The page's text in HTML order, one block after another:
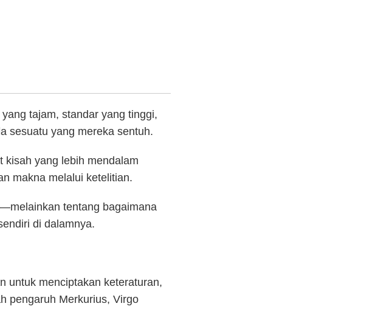
tajam, standar yang tinggi,
sesuatu yang mereka sentuh.
kisah yang lebih mendalam
makna melalui ketelitian.
tentang bagaimana
di dalamnya.
untuk menciptakan keteraturan,
pengaruh Merkurius, Virgo